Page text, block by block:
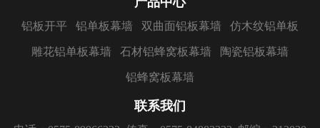
铝板开平 铝单板幕墙 双曲面铝板幕墙 仿木纹铝单板
雕花铝单板幕墙 石材铝蜂窝板幕墙 陶瓷铝板幕墙
铝蜂窝板幕墙
联系我们